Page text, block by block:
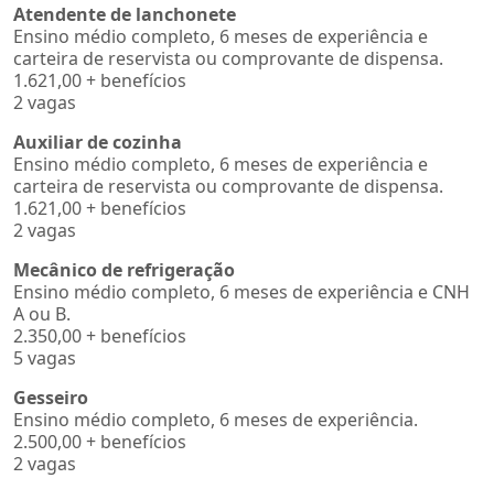
Atendente de lanchonete
Ensino médio completo, 6 meses de experiência e
carteira de reservista ou comprovante de dispensa.
1.621,00 + benefícios
2 vagas
Auxiliar de cozinha
Ensino médio completo, 6 meses de experiência e
carteira de reservista ou comprovante de dispensa.
1.621,00 + benefícios
2 vagas
Mecânico de refrigeração
Ensino médio completo, 6 meses de experiência e CNH
A ou B.
2.350,00 + benefícios
5 vagas
Gesseiro
Ensino médio completo, 6 meses de experiência.
2.500,00 + benefícios
2 vagas